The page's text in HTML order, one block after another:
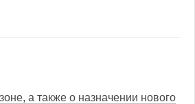
а также о назначении нового